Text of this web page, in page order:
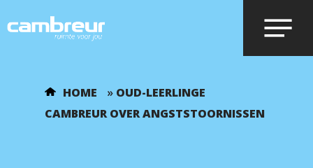
Voer je zoekopdracht in en druk op
HOME » OUD-LEERLINGE
CAMBREUR OVER ANGSTSTOORNISSEN